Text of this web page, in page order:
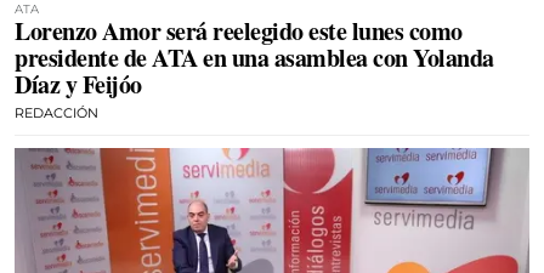
ATA
Lorenzo Amor será reelegido este lunes como
presidente de ATA en una asamblea con Yolanda
Díaz y Feijóo
REDACCIÓN